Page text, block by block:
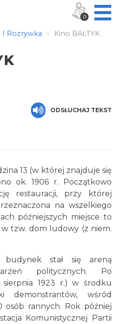
I Rozrywka Kino BAŁTYK
ODSŁUCHAJ TEKST
13 (w której znajduje się
ok. 1906 r. Początkowo
restauracji, przy której
na wszelkiego
późniejszych miejsce to
w tzw. dom ludowy (z niem.
budynek stał się areną
politycznych. Po
sierpnia 1923 r.) w środku
demonstrantów, wśród
osób rannych. Rok później
Komunistycznej Partii
0